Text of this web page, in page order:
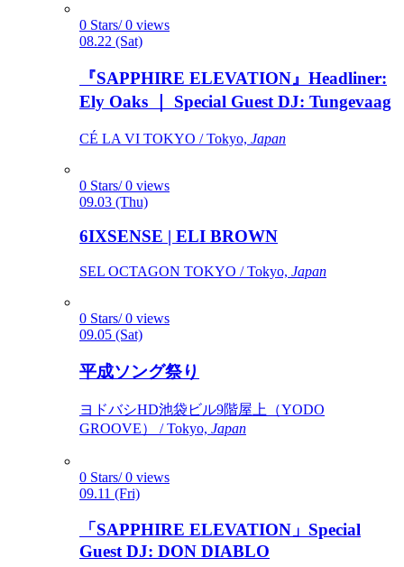
0 Stars/ 0 views
08.22 (Sat)
『SAPPHIRE ELEVATION』Headliner:
Ely Oaks ｜ Special Guest DJ: Tungevaag
CÉ LA VI TOKYO / Tokyo, Japan
0 Stars/ 0 views
09.03 (Thu)
6IXSENSE | ELI BROWN
SEL OCTAGON TOKYO / Tokyo, Japan
0 Stars/ 0 views
09.05 (Sat)
平成ソング祭り
ヨドバシHD池袋ビル9階屋上（YODO
GROOVE） / Tokyo, Japan
0 Stars/ 0 views
09.11 (Fri)
「SAPPHIRE ELEVATION」Special
Guest DJ: DON DIABLO